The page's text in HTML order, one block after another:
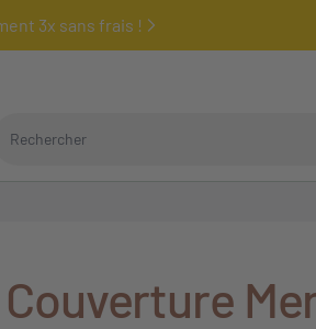
3x sans frais !
Couverture